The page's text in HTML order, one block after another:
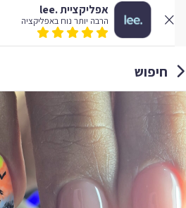
אפליקציית .lee
הרבה יותר נוח באפליקציה
חיפוש